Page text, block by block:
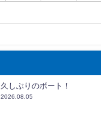
久しぶりのボート！
2026.08.05